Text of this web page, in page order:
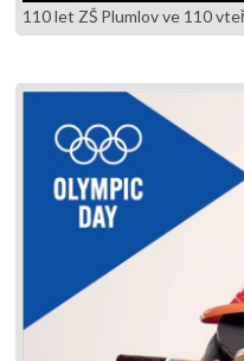
110 let ZŠ Plumlov ve 110